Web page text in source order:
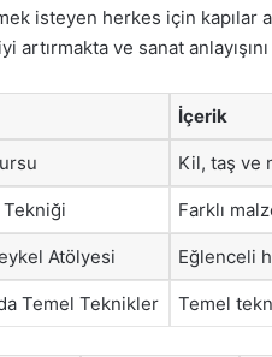
isteyen herkes için kapılar
artırmakta ve sanat
İçerik
Kil, taş ve
Farklı
Atölyesi Eğlenceli
Temel Teknikler Temel